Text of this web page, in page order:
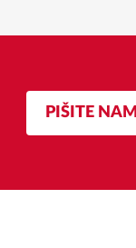
PIŠITE NAM